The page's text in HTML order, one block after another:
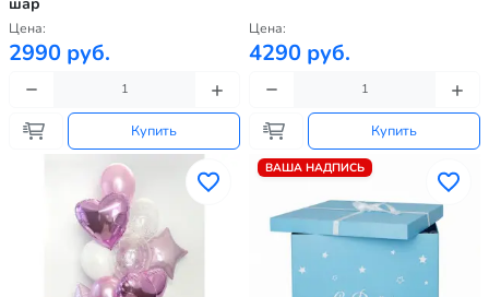
Цена:
2990 руб.
Купить
Цена:
4290 руб.
Купить
ВАША НАДПИСЬ